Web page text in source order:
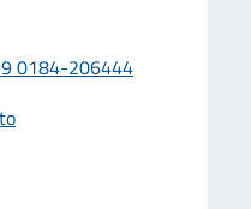
0184-206444